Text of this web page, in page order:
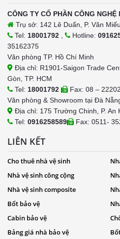
CÔNG TY CỔ PHẦN CÔNG NGHỆ
Trụ sở: 142 Lê Duẩn, P. Văn
Tel: 18001792 , Hotline:
35162375
Văn phòng TP. Hồ Chí Minh
Địa chỉ: R1901-Saigon Trade
Gòn, TP. HCM
Tel: 18001792
Fax: 08 –
Văn phòng & Showroom tại Đà
Địa chỉ: 175 Trường Chinh, P. An
Tel: 0916258589 Fax: 0511-
LIÊN KẾT
Cho thuê nhà vệ sinh
Nhà vệ sinh công cộng
Nhà vệ sinh composite
Bốt bảo vệ
Cabin bảo vệ
Bảng giá nhà bảo vệ